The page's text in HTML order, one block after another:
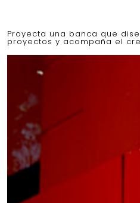
Proyecta una banca que
proyectos y acompaña el